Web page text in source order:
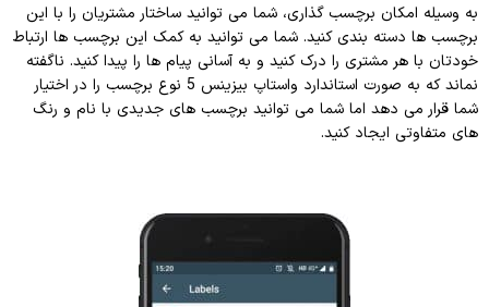
به وسیله امکان برچسب گذاری، شما می توانید ساختار مشتریان را با این
برچسب ها دسته بندی کنید. شما می توانید به کمک این برچسب ها ارتباط
خودتان با هر مشتری را درک کنید و به آسانی پیام ها را پیدا کنید. ناگفته
نماند که به صورت استاندارد واستاپ بیزینس 5 نوع برچسب را در اختیار
شما قرار می دهد اما شما می توانید برچسب های جدیدی با نام و رنگ
های متفاوتی ایجاد کنید.